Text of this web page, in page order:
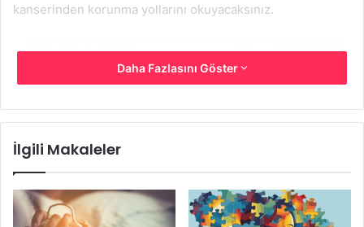
kanserinden korunma yollarını okuyacaksınız.
Daha Fazlasını Göster
İlgili Makaleler